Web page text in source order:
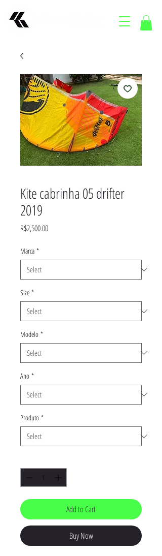
Kite cabrinha 05 drifter
2019
R$2,500.00Price
Marca *
Size *
Modelo *
Ano *
Produto *
Add to Cart
Buy Now